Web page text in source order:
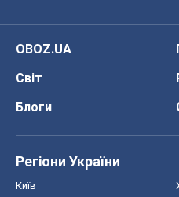
OBOZ.UA
Світ
Блоги
Регіони України
Київ